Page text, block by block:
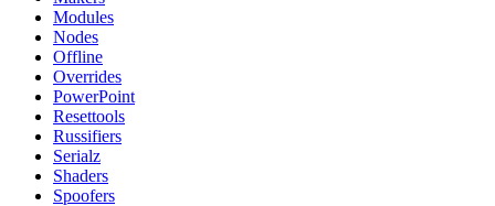
Modules
Nodes
Offline
Overrides
PowerPoint
Resettools
Russifiers
Serialz
Shaders
Spoofers